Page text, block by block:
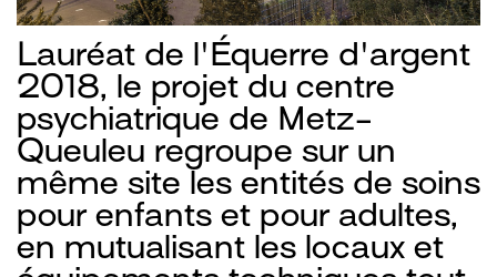
Lauréat de l'Équerre d'argent
2018, le projet du centre
psychiatrique de Metz-
Queuleu regroupe sur un
même site les entités de soins
pour enfants et pour adultes,
en mutualisant les locaux et